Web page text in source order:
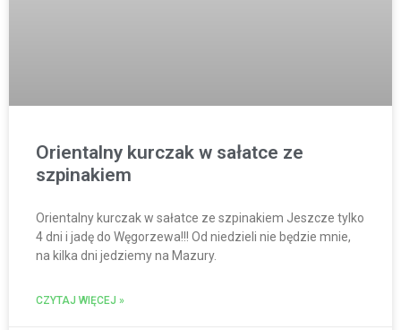
Orientalny kurczak w sałatce ze
szpinakiem
Orientalny kurczak w sałatce ze szpinakiem Jeszcze tylko
4 dni i jadę do Węgorzewa!!! Od niedzieli nie będzie mnie,
na kilka dni jedziemy na Mazury.
CZYTAJ WIĘCEJ »